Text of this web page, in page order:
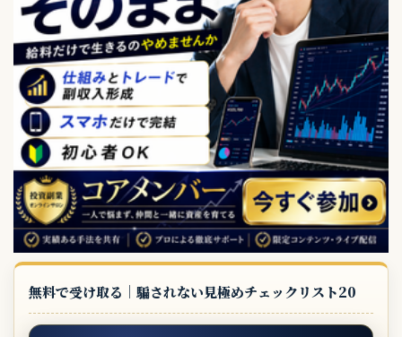
無料で受け取る｜騙されない見極めチェックリスト20